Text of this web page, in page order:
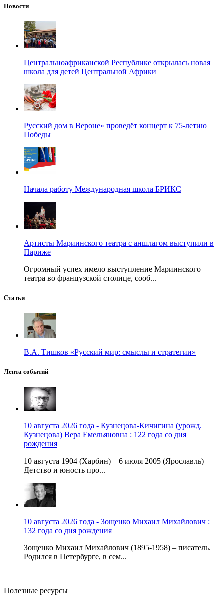
Новости
Центральноафриканской Республике открылась новая
школа для детей Центральной Африки
Русский дом в Вероне» проведёт концерт к 75-летию
Победы
Начала работу Международная школа БРИКС
Артисты Мариинского театра с аншлагом выступили в
Париже
Огромный успех имело выступление Мариинского
театра во французской столице, сооб...
Статьи
В.А. Тишков «Русский мир: смыслы и стратегии»
Лента событий
10 августа 2026 года - Кузнецова-Кичигина (урожд.
Кузнецова) Вера Емельяновна : 122 года со дня
рождения
10 августа 1904 (Харбин) – 6 июля 2005 (Ярославль)
Детство и юность про...
10 августа 2026 года - Зощенко Михаил Михайлович :
132 года со дня рождения
Зощенко Михаил Михайлович (1895-1958) – писатель.
Родился в Петербурге, в сем...
Полезные ресурсы